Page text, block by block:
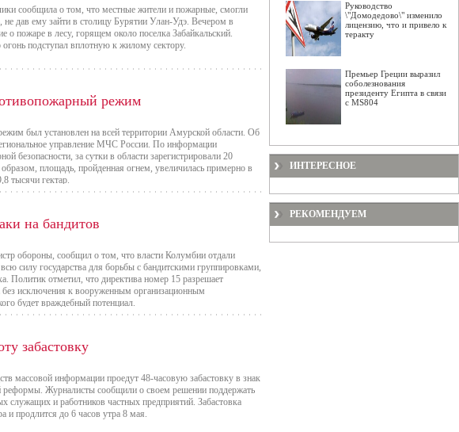
сообщила о том, что местные жители и пожарные, смогли
дав ему зайти в столицу Бурятии Улан-Удэ. Вечером в
о пожаре в лесу, горящем около поселка Забайкальский.
подступал вплотную к жилому сектору.
режим
был установлен на всей территории Амурской области. Об
управление МЧС России. По информации
безопасности, за сутки в области зарегистрировали 20
площадь, пройденная огнем, увеличилась примерно в
тысячи гектар.
на бандитов
обороны, сообщил о том, что власти Колумбии отдали
силу государства для борьбы с бандитскими группировками,
Политик отметил, что директива номер 15 разрешает
без исключения к вооруженным организационным
будет враждебный потенциал.
забастовку
массовой информации проедут 48-часовую забастовку в знак
реформы. Журналисты сообщили о своем решении поддержать
служащих и работников частных предприятий. Забастовка
и продлится до 6 часов утра 8 мая.
Руководство
\"Домодедово\" изменило
лицензию, что и привело к
теракту
Премьер Греции выразил
соболезнования
президенту Египта в связи
с MS804
ИНТЕРЕСНОЕ
РЕКОМЕНДУЕМ